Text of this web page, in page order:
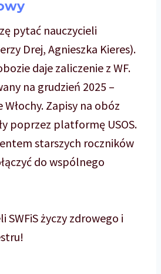
pytać nauczycieli
Drej, Agnieszka Kieres).
daje zaliczenie z WF.
na grudzień 2025 –
Zapisy na obóz
poprzez platformę USOS.
starszych roczników
do wspólnego
SWFiS życzy zdrowego i